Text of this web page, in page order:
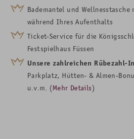
Bademantel und Wellnesstasche
während Ihres Aufenthalts
Ticket-Service für die
Festspielhaus Füssen
Unsere zahlreichen Rübezahl-
Parkplatz, Hütten- & Almen-
u.v.m. (Mehr Details)